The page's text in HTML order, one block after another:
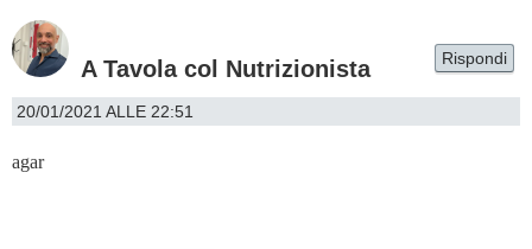
A Tavola col Nutrizionista
20/01/2021 ALLE 22:51
agar
Rispondi